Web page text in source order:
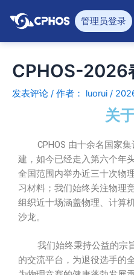
管理员登录
CPHOS-2026
发表评论 / 作者： luorui /
关
CPHOS 由十余名国家集
建，如今已经走入第六个年
全国范围内举办近三十次物
习材料；我们始终关注物理
组织近十场涵盖物理、计算
沙龙。
我们始终秉持公益的宗旨
的交流平台，为退役选手的